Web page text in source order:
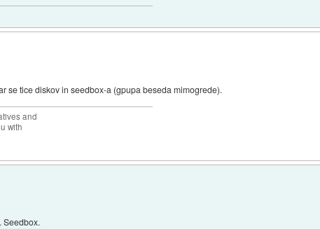
se tice diskov in seedbox-a (gpupa beseda mimogrede).
and
with
Seedbox.